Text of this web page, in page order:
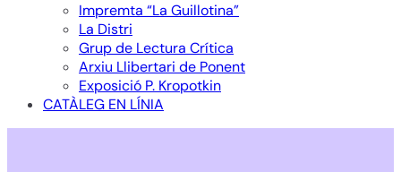
Impremta “La Guillotina”
La Distri
Grup de Lectura Crítica
Arxiu Llibertari de Ponent
Exposició P. Kropotkin
CATÀLEG EN LÍNIA